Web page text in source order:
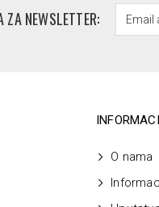
ZA NEWSLETTER:
O nama